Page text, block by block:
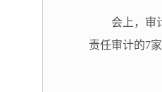
会上，审
责任审计的7